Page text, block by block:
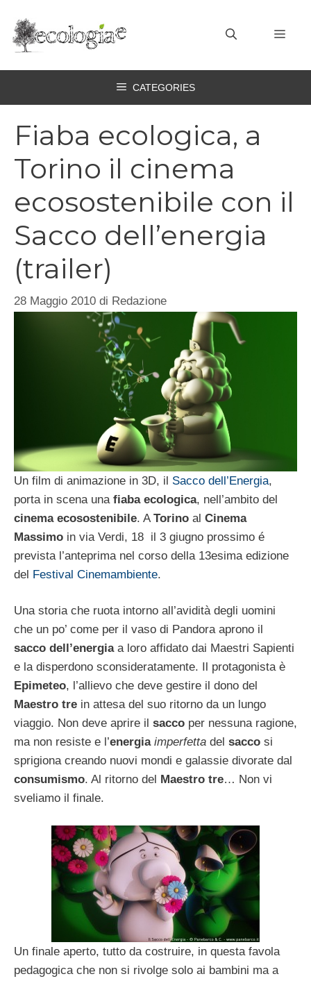
contenuto
CATEGORIES
Fiaba ecologica, a
Torino il cinema
ecosostenibile con il
Sacco dell’energia
(trailer)
28 Maggio 2010 di Redazione
Un film di animazione in 3D, il Sacco dell’Energia,
porta in scena una fiaba ecologica, nell’ambito del
cinema ecosostenibile. A Torino al Cinema
Massimo in via Verdi, 18 il 3 giugno prossimo é
prevista l’anteprima nel corso della 13esima edizione
del Festival Cinemambiente.
Una storia che ruota intorno all’avidità degli uomini
che un po’ come per il vaso di Pandora aprono il
sacco dell’energiaa loro affidato dai Maestri Sapienti
e la disperdono sconsideratamente. Il protagonista è
Epimeteo, l’allievo che deve gestire il dono del
Maestro tre in attesa del suo ritorno da un lungo
viaggio. Non deve aprire il sacco per nessuna ragione,
ma non resiste e l’energia imperfetta del sacco si
sprigiona creando nuovi mondi e galassie divorate dal
consumismo. Al ritorno del Maestro tre… Non vi
sveliamo il finale.
Un finale aperto, tutto da costruire, in questa favola
pedagogica che non si rivolge solo ai bambini ma a